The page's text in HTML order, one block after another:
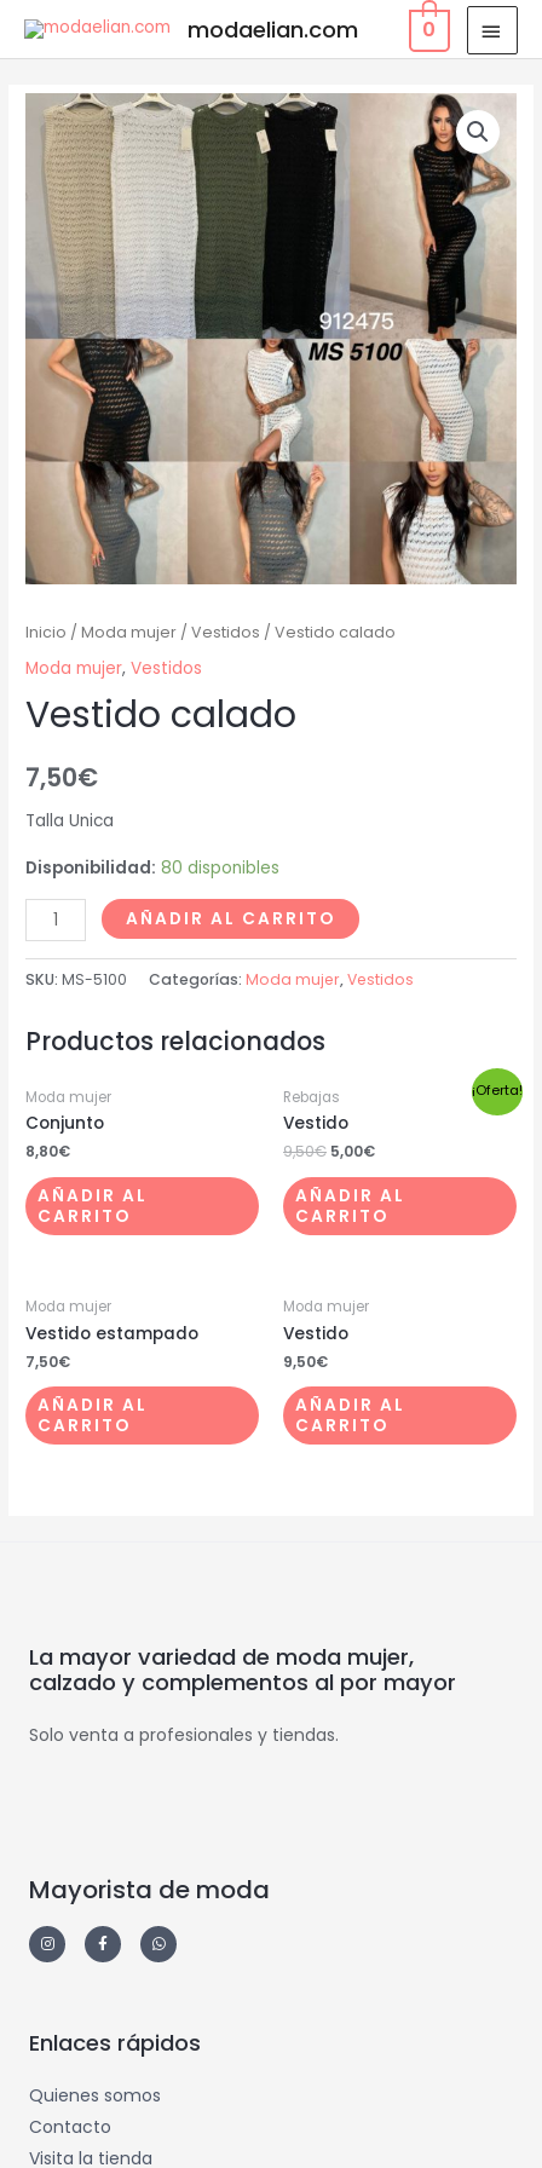
modaelian.com 0
Inicio /Moda mujer /Vestidos / Vestido calado
Moda mujer,Vestidos
Vestido calado
7,50€
Talla Unica
Disponibilidad: 80 disponibles
AÑADIR AL CARRITO
SKU:MS-5100 Categorías: Moda mujer,Vestidos
Productos relacionados
Moda mujer
Conjunto
8,80€
AÑADIR AL
CARRITO
¡Oferta!
Rebajas
Vestido
9,50€ 5,00€
AÑADIR AL
CARRITO
Moda mujer
Vestido estampado
7,50€
AÑADIR AL
CARRITO
Moda mujer
Vestido
9,50€
AÑADIR AL
CARRITO
La mayor variedad de moda mujer,
calzado y complementos al por mayor
Solo venta a profesionales y tiendas.
Mayorista de moda
Enlaces rápidos
Quienes somos
Contacto
Visita la tienda